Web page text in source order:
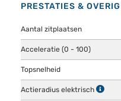
PRESTATIES & OVERIG
Aantal zitplaatsen
Acceleratie (0 - 100)
Topsnelheid
Actieradius elektrisch